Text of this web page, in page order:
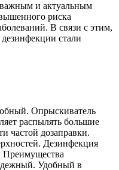
и актуальным
риска
В связи с этим,
стали
Опрыскиватель
распылять большие
частой дозаправки.
Дезинфекция
Преимущества
Удобный в